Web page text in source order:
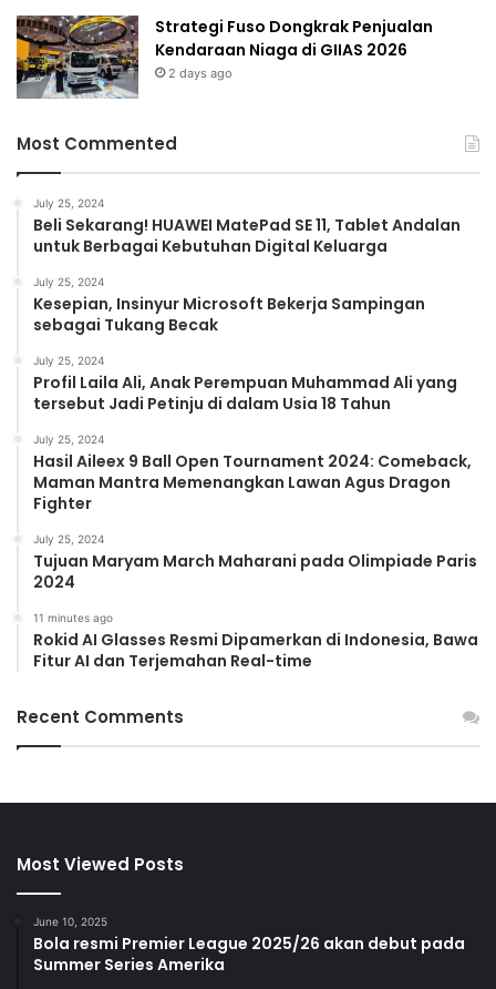
Strategi Fuso Dongkrak Penjualan
Kendaraan Niaga di GIIAS 2026
2 days ago
Most Commented
July 25, 2024
Beli Sekarang! HUAWEI MatePad SE 11, Tablet Andalan
untuk Berbagai Kebutuhan Digital Keluarga
July 25, 2024
Kesepian, Insinyur Microsoft Bekerja Sampingan
sebagai Tukang Becak
July 25, 2024
Profil Laila Ali, Anak Perempuan Muhammad Ali yang
tersebut Jadi Petinju di dalam Usia 18 Tahun
July 25, 2024
Hasil Aileex 9 Ball Open Tournament 2024: Comeback,
Maman Mantra Memenangkan Lawan Agus Dragon
Fighter
July 25, 2024
Tujuan Maryam March Maharani pada Olimpiade Paris
2024
11 minutes ago
Rokid AI Glasses Resmi Dipamerkan di Indonesia, Bawa
Fitur AI dan Terjemahan Real-time
Recent Comments
Most Viewed Posts
June 10, 2025
Bola resmi Premier League 2025/26 akan debut pada
Summer Series Amerika